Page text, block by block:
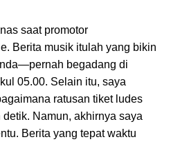
saat promotor
Berita musik itulah yang bikin
begadang di
05.00. Selain itu, saya
ratusan tiket ludes
Namun, akhirnya saya
Berita yang tepat waktu